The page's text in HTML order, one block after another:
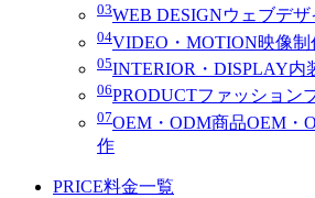
03WEB DESIGNウェブデザ
04VIDEO・MOTION映像制
05INTERIOR・DISPLAY内
06PRODUCTファッション
07OEM・ODM商品OEM・
作
PRICE料金一覧